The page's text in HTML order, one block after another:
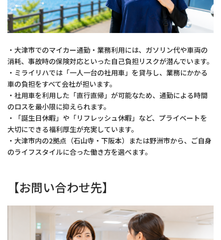
・大津市でのマイカー通勤・業務利用には、ガソリン代や車両の
消耗、事故時の保険対応といった自己負担リスクが潜んでいます。
・ミライリハでは「一人一台の社用車」を貸与し、業務にかかる
車の負担をすべて会社が担います。
・社用車を利用した「直行直帰」が可能なため、通勤による時間
のロスを最小限に抑えられます。
・「誕生日休暇」や「リフレッシュ休暇」など、プライベートを
大切にできる福利厚生が充実しています。
・大津市内の2拠点（石山寺・下阪本）または野洲市から、ご自身
のライフスタイルに合った働き方を選べます。
【お問い合わせ先】